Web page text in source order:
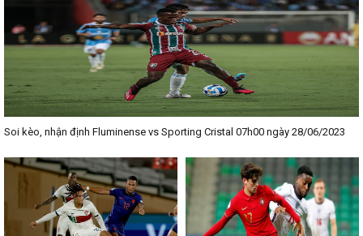
Soi kèo, nhận định Fluminense vs Sporting Cristal 07h00 ngày 28/06/2023